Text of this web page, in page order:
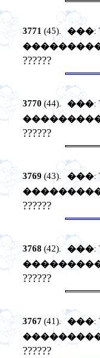
3771 (45).���:
??????
3770 (44).���:
??????
3769 (43).���:
??????
3768 (42). ���:
??????
3767 (41).���:
??????